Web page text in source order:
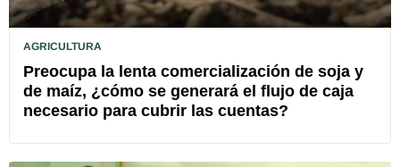
AGRICULTURA
Preocupa la lenta comercialización de soja y
de maíz, ¿cómo se generará el flujo de caja
necesario para cubrir las cuentas?